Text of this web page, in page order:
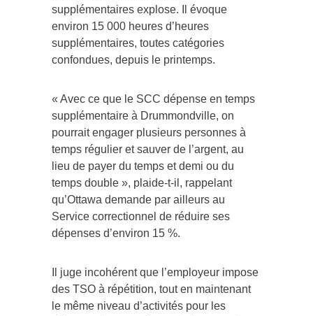
supplémentaires explose. Il évoque
environ 15 000 heures d’heures
supplémentaires, toutes catégories
confondues, depuis le printemps.
« Avec ce que le SCC dépense en temps
supplémentaire à Drummondville, on
pourrait engager plusieurs personnes à
temps régulier et sauver de l’argent, au
lieu de payer du temps et demi ou du
temps double », plaide-t-il, rappelant
qu’Ottawa demande par ailleurs au
Service correctionnel de réduire ses
dépenses d’environ 15 %.
Il juge incohérent que l’employeur impose
des TSO à répétition, tout en maintenant
le même niveau d’activités pour les